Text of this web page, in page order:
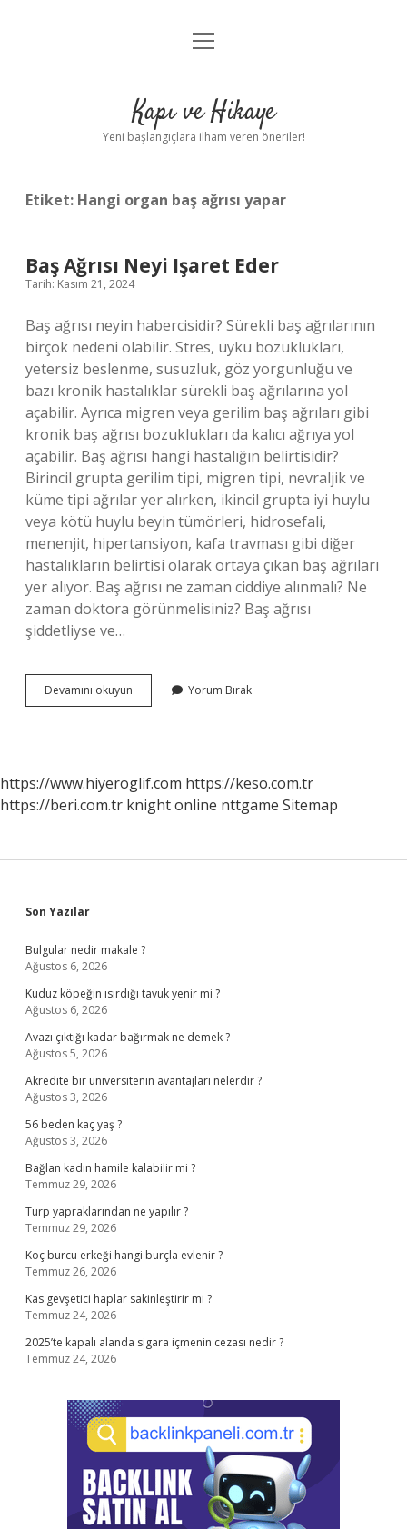
Anasayfa
Yasal Uyarı
menüyü
Kapı ve Hikaye
Yeni başlangıçlara ilham veren öneriler!
Etiket: Hangi organ baş ağrısı yapar
Baş Ağrısı Neyi Işaret Eder
Tarih: Kasım 21, 2024
Baş ağrısı neyin habercisidir? Sürekli baş ağrılarının
birçok nedeni olabilir. Stres, uyku bozuklukları,
yetersiz beslenme, susuzluk, göz yorgunluğu ve
bazı kronik hastalıklar sürekli baş ağrılarına yol
açabilir. Ayrıca migren veya gerilim baş ağrıları gibi
kronik baş ağrısı bozuklukları da kalıcı ağrıya yol
açabilir. Baş ağrısı hangi hastalığın belirtisidir?
Birincil grupta gerilim tipi, migren tipi, nevraljik ve
küme tipi ağrılar yer alırken, ikincil grupta iyi huylu
veya kötü huylu beyin tümörleri, hidrosefali,
menenjit, hipertansiyon, kafa travması gibi diğer
hastalıkların belirtisi olarak ortaya çıkan baş ağrıları
yer alıyor. Baş ağrısı ne zaman ciddiye alınmalı? Ne
zaman doktora görünmelisiniz? Baş ağrısı
şiddetliyse ve…
Devamını okuyun
Ağrısı
Yorum Bırak
https://www.hiyeroglif.com https://keso.com.tr
https://beri.com.tr knight online nttgame Sitemap
Sidebar
Son Yazılar
Bulgular nedir makale ?
Ağustos 6, 2026
Kuduz köpeğin ısırdığı tavuk yenir mi ?
Ağustos 6, 2026
Avazı çıktığı kadar bağırmak ne demek ?
Ağustos 5, 2026
Akredite bir üniversitenin avantajları nelerdir ?
Ağustos 3, 2026
56 beden kaç yaş ?
Ağustos 3, 2026
Bağlan kadın hamile kalabilir mi ?
Temmuz 29, 2026
Turp yapraklarından ne yapılır ?
Temmuz 29, 2026
Koç burcu erkeği hangi burçla evlenir ?
Temmuz 26, 2026
Kas gevşetici haplar sakinleştirir mi ?
Temmuz 24, 2026
2025’te kapalı alanda sigara içmenin cezası nedir ?
Temmuz 24, 2026